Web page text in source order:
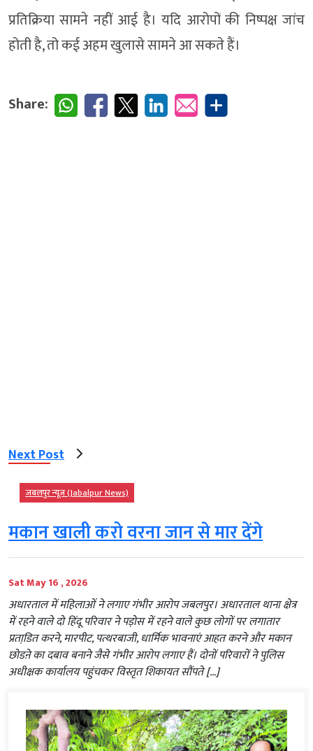
प्रतिक्रिया सामने नहीं आई है। यदि आरोपों की निष्पक्ष जांच
होती है, तो कई अहम खुलासे सामने आ सकते हैं।
Share:
Next Post
जबलपुर न्यूज़ (Jabalpur News)
मकान खाली करो वरना जान से मार देंगे
Sat May 16 , 2026
अधारताल में महिलाओं ने लगाए गंभीर आरोप जबलपुर। अधारताल थाना क्षेत्र
में रहने वाले दो हिंदू परिवार ने पड़ोस में रहने वाले कुछ लोगों पर लगातार
प्रताडि़त करने, मारपीट, पत्थरबाजी, धार्मिक भावनाएं आहत करने और मकान
छोडऩे का दबाव बनाने जैसे गंभीर आरोप लगाए हैं। दोनों परिवारों ने पुलिस
अधीक्षक कार्यालय पहुंचकर विस्तृत शिकायत सौंपते […]